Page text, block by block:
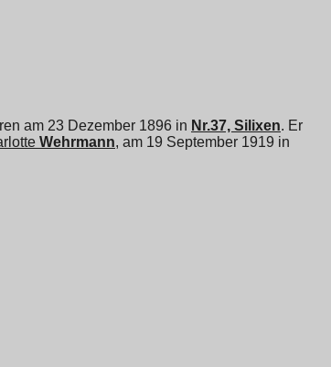
am 23 Dezember 1896 in Nr.37, Silixen. Er
Wehrmann, am 19 September 1919 in